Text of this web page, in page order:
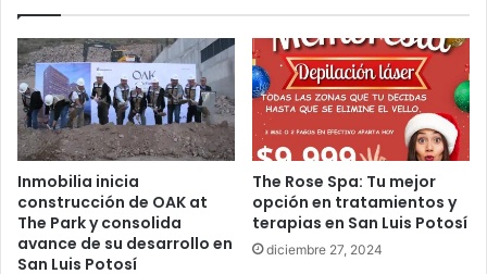
Inmobilia inicia
construcción de OAK at
The Park y consolida
avance de su desarrollo en
San Luis Potosí
The Rose Spa: Tu mejor
opción en tratamientos y
terapias en San Luis Potosí
diciembre 27, 2024